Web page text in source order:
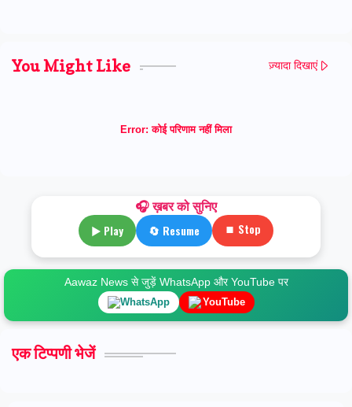
You Might Like ज़्यादा दिखाएं
Error: कोई परिणाम नहीं मिला
🎧 ख़बर को सुनिए
▶ Play 🔄 Resume ⏹ Stop
Aawaz News से जुड़ें WhatsApp और YouTube पर
WhatsApp YouTube
एक टिप्पणी भेजें